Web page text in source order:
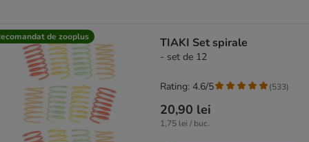
de zooplus TIAKI Set spirale
- set de 12
20,90 lei
1,75 lei / buc.
Rating: 4.6/5 (533)